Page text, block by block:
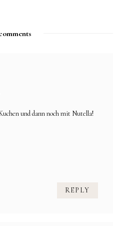
und dann noch mit Nutella!
REPLY